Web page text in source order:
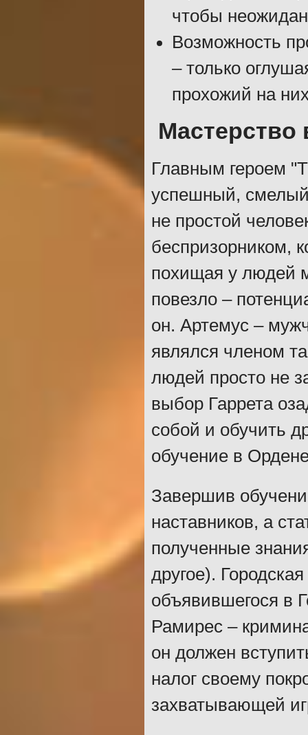
чтобы
Возможность
– только
прохожий на
Мастерство
Главным героем
успешный,
не простой
беспризорником,
похищая у людей
повезло –
он. Артемус –
являлся членом
людей просто не
выбор Гаррета
собой и обучить
обучение в
Завершив
наставников, а
полученные
другое).
объявившегося в
Рамирес –
он должен
налог своему
захватывающей